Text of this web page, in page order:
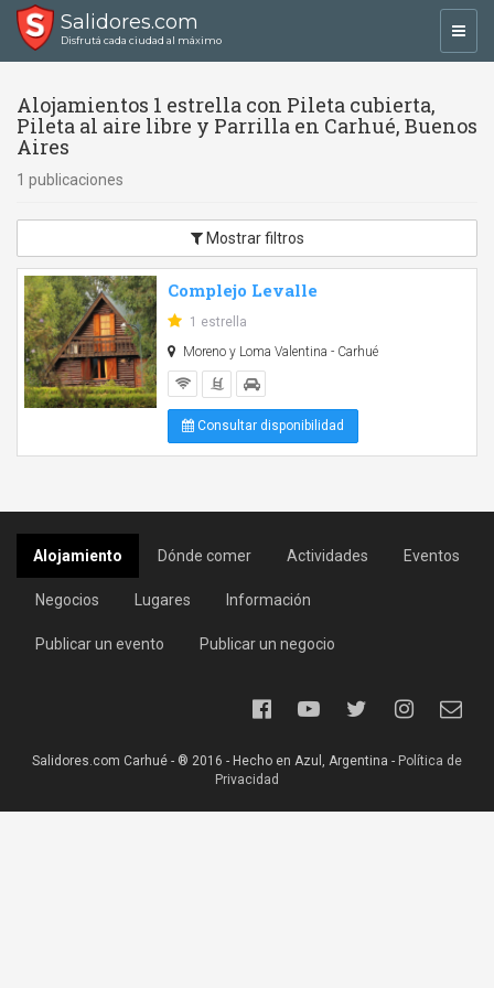
Salidores.com
Disfrutá cada ciudad al máximo
Alojamientos 1 estrella con Pileta cubierta,
Pileta al aire libre y Parrilla en Carhué, Buenos
Aires
1 publicaciones
Mostrar filtros
Complejo Levalle
1 estrella
Moreno y Loma Valentina - Carhué
Consultar disponibilidad
Alojamiento Dónde comer Actividades Eventos
Negocios Lugares Información
Publicar un evento Publicar un negocio
Salidores.com Carhué - ® 2016 - Hecho en Azul, Argentina - Política de
Privacidad